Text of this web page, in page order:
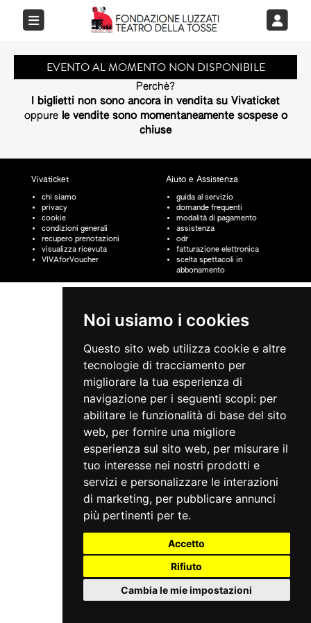
Noi usiamo i cookies
Questo sito web utilizza cookie e altre
tecnologie di tracciamento per
migliorare la tua esperienza di
navigazione per i seguenti scopi: per
abilitare le funzionalità di base del sito
web, per fornire una migliore
esperienza sul sito web, per misurare il
tuo interesse nei nostri prodotti e
servizi e personalizzare le interazioni
di marketing, per pubblicare annunci
più pertinenti per te.
Accetto
Rifiuto
Cambia le mie impostazioni
EVENTO AL MOMENTO NON DISPONIBILE
Perchè?
I biglietti non sono ancora in vendita su Vivaticket
oppure le vendite sono momentaneamente sospese o
chiuse
Vivaticket
chi siamo
privacy
cookie
condizioni generali
recupero prenotazioni
visualizza ricevuta
VIVAforVoucher
Aiuto e Assistenza
guida al servizio
domande frequenti
modalità di pagamento
assistenza
odr
fatturazione elettronica
scelta spettacoli in
abbonamento